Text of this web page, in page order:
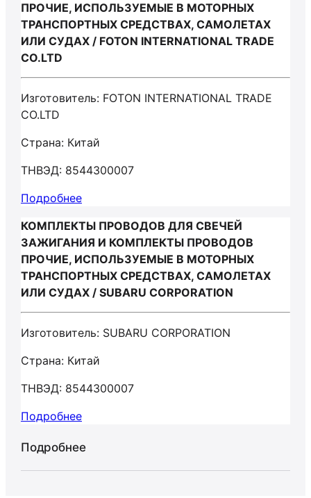
ПРОЧИЕ, ИСПОЛЬЗУЕМЫЕ В МОТОРНЫХ
ТРАНСПОРТНЫХ СРЕДСТВАХ, САМОЛЕТАХ
ИЛИ СУДАХ / FOTON INTERNATIONAL TRADE
CO.LTD
Изготовитель: FOTON INTERNATIONAL TRADE
CO.LTD
Страна: Китай
ТНВЭД: 8544300007
Подробнее
КОМПЛЕКТЫ ПРОВОДОВ ДЛЯ СВЕЧЕЙ
ЗАЖИГАНИЯ И КОМПЛЕКТЫ ПРОВОДОВ
ПРОЧИЕ, ИСПОЛЬЗУЕМЫЕ В МОТОРНЫХ
ТРАНСПОРТНЫХ СРЕДСТВАХ, САМОЛЕТАХ
ИЛИ СУДАХ / SUBARU CORPORATION
Изготовитель: SUBARU CORPORATION
Страна: Китай
ТНВЭД: 8544300007
Подробнее
Подробнее